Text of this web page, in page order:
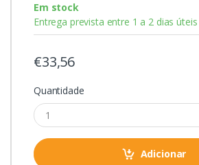
Em stock
Entrega prevista entre 1 a 2 dias úteis
€33,56
Quantidade
Adicionar